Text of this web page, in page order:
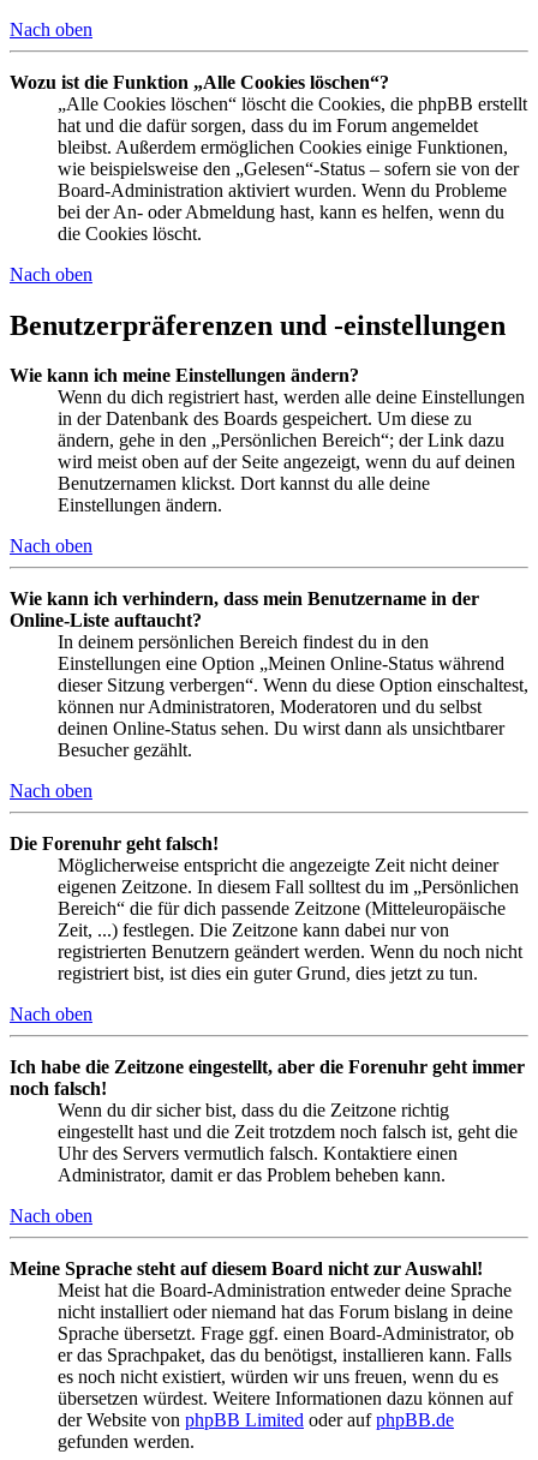
Nach oben
Wozu ist die Funktion „Alle Cookies löschen“?
„Alle Cookies löschen“ löscht die Cookies, die phpBB erstellt
hat und die dafür sorgen, dass du im Forum angemeldet
bleibst. Außerdem ermöglichen Cookies einige Funktionen,
wie beispielsweise den „Gelesen“-Status – sofern sie von der
Board-Administration aktiviert wurden. Wenn du Probleme
bei der An- oder Abmeldung hast, kann es helfen, wenn du
die Cookies löscht.
Nach oben
Benutzerpräferenzen und -einstellungen
Wie kann ich meine Einstellungen ändern?
Wenn du dich registriert hast, werden alle deine Einstellungen
in der Datenbank des Boards gespeichert. Um diese zu
ändern, gehe in den „Persönlichen Bereich“; der Link dazu
wird meist oben auf der Seite angezeigt, wenn du auf deinen
Benutzernamen klickst. Dort kannst du alle deine
Einstellungen ändern.
Nach oben
Wie kann ich verhindern, dass mein Benutzername in der
Online-Liste auftaucht?
In deinem persönlichen Bereich findest du in den
Einstellungen eine Option „Meinen Online-Status während
dieser Sitzung verbergen“. Wenn du diese Option einschaltest,
können nur Administratoren, Moderatoren und du selbst
deinen Online-Status sehen. Du wirst dann als unsichtbarer
Besucher gezählt.
Nach oben
Die Forenuhr geht falsch!
Möglicherweise entspricht die angezeigte Zeit nicht deiner
eigenen Zeitzone. In diesem Fall solltest du im „Persönlichen
Bereich“ die für dich passende Zeitzone (Mitteleuropäische
Zeit, ...) festlegen. Die Zeitzone kann dabei nur von
registrierten Benutzern geändert werden. Wenn du noch nicht
registriert bist, ist dies ein guter Grund, dies jetzt zu tun.
Nach oben
Ich habe die Zeitzone eingestellt, aber die Forenuhr geht immer
noch falsch!
Wenn du dir sicher bist, dass du die Zeitzone richtig
eingestellt hast und die Zeit trotzdem noch falsch ist, geht die
Uhr des Servers vermutlich falsch. Kontaktiere einen
Administrator, damit er das Problem beheben kann.
Nach oben
Meine Sprache steht auf diesem Board nicht zur Auswahl!
Meist hat die Board-Administration entweder deine Sprache
nicht installiert oder niemand hat das Forum bislang in deine
Sprache übersetzt. Frage ggf. einen Board-Administrator, ob
er das Sprachpaket, das du benötigst, installieren kann. Falls
es noch nicht existiert, würden wir uns freuen, wenn du es
übersetzen würdest. Weitere Informationen dazu können auf
der Website von phpBB Limited oder aufphpBB.de
gefunden werden.